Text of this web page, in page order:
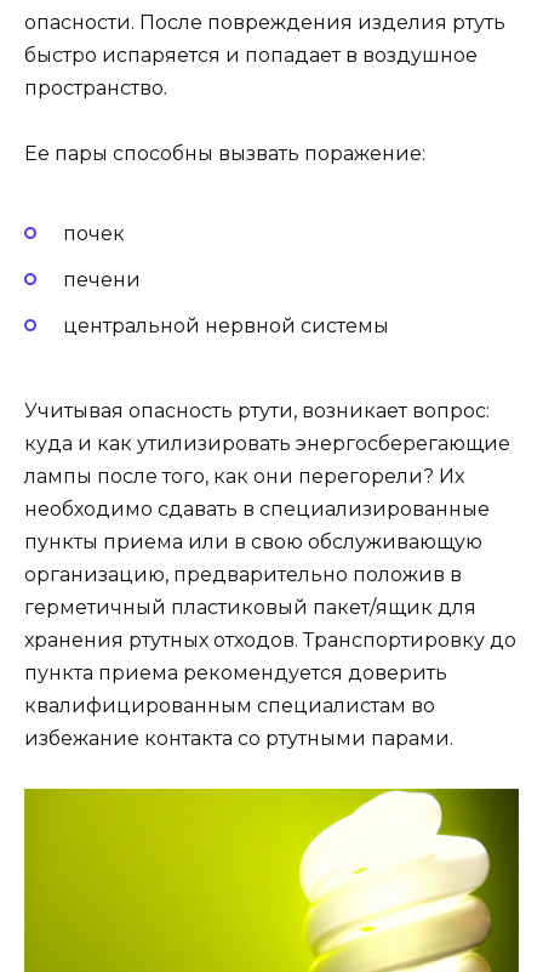
опасности. После повреждения изделия ртуть
быстро испаряется и попадает в воздушное
пространство.
Ее пары способны вызвать поражение:
почек
печени
центральной нервной системы
Учитывая опасность ртути, возникает вопрос:
куда и как утилизировать энергосберегающие
лампы после того, как они перегорели? Их
необходимо сдавать в специализированные
пункты приема или в свою обслуживающую
организацию, предварительно положив в
герметичный пластиковый пакет/ящик для
хранения ртутных отходов. Транспортировку до
пункта приема рекомендуется доверить
квалифицированным специалистам во
избежание контакта со ртутными парами.